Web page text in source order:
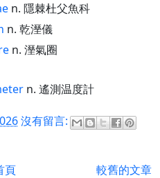
n. 隱棘杜父魚科
n. 乾溼儀
n. 溼氣圈
n. 遙測温度計
沒有留言:
較舊的文章
頁